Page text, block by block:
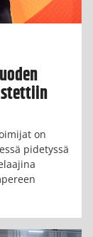
on
pidetyssä